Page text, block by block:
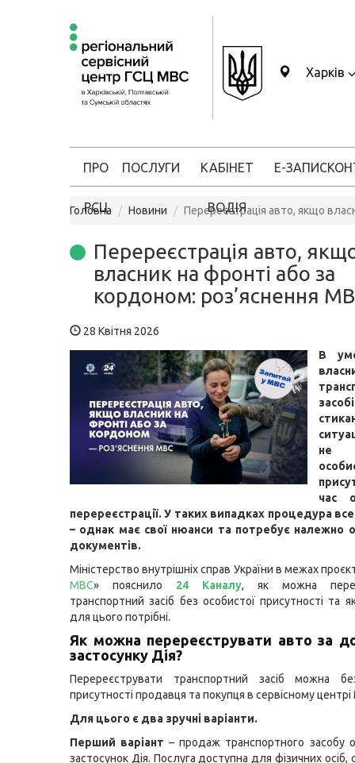
Харків
ПРО
РСЦ
ПОСЛУГИ КАБІНЕТ
ВОДІЯ
Е-ЗАПИС
Головна Новини Перереєстрація авто, якщо
Перереєстрація авто,
власник на фронті або за
кордоном: роз’яснення
28 Квітня 2026
В
не
час
перереєстрації. У таких випадках процедура
– однак має свої нюанси та потребує належно
документів.
Міністерство внутрішніх справ України в межах
МВС» пояснило 24 Каналу, як можна
транспортний засіб без особистої присутності та
для цього потрібні.
Як можна перереєструвати авто за
застосунку Дія?
Перереєструвати транспортний засіб можна
присутності продавця та покупця в сервісному
Для цього є два зручні варіанти.
Перший варіант – продаж транспортного засобу
застосунок Дія. Послуга доступна для фізичних осіб,